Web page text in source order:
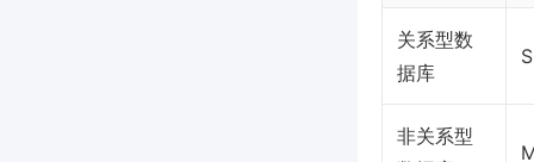
关系型数
据库
非关系型